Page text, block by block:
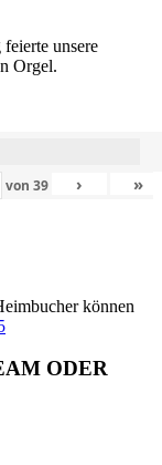
unsere
Orgel.
von39 › »
können
ODER